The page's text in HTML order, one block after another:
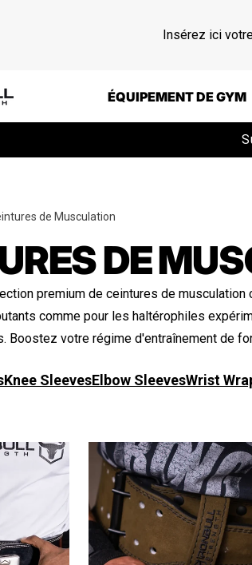
Insérez ici
ÉQUIPEMENT DE GYM
de Musculation
DE
premium de ceintures de
comme pour les haltérophiles
Boostez votre régime d'entraînement de
Knee SleevesElbow SleevesWrist